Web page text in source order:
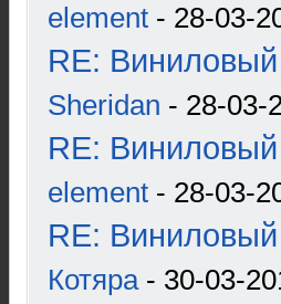
element - 28-03-
RE: Виниловый
Sheridan - 28-03-
RE: Виниловый
element - 28-03-
RE: Виниловый
Котяра- 30-03-